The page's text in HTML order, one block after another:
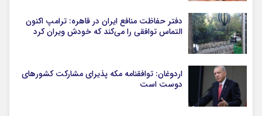
دفتر حفاظت منافع ایران در قاهره: ترامپ اکنون
التماس توافقی را می‌کند که خودش ویران کرد
اردوغان: توافقنامه مکه پذیرای مشارکت کشورهای
دوست است